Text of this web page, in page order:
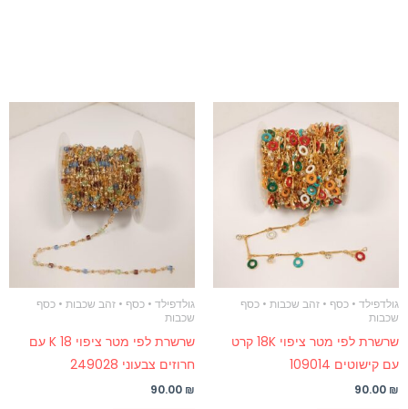
גולדפילד • כסף • זהב שכבות • כסף
שכבות
שרשרת לפי מטר ציפוי 18K קרט
עם קישוטים 109014
90.00 ₪
גולדפילד • כסף • זהב שכבות • כסף
שכבות
שרשרת לפי מטר ציפוי 18 K עם
חרוזים צבעוני 249028
90.00 ₪